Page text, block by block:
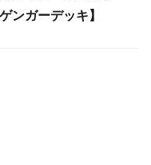
ンガーデッキ】